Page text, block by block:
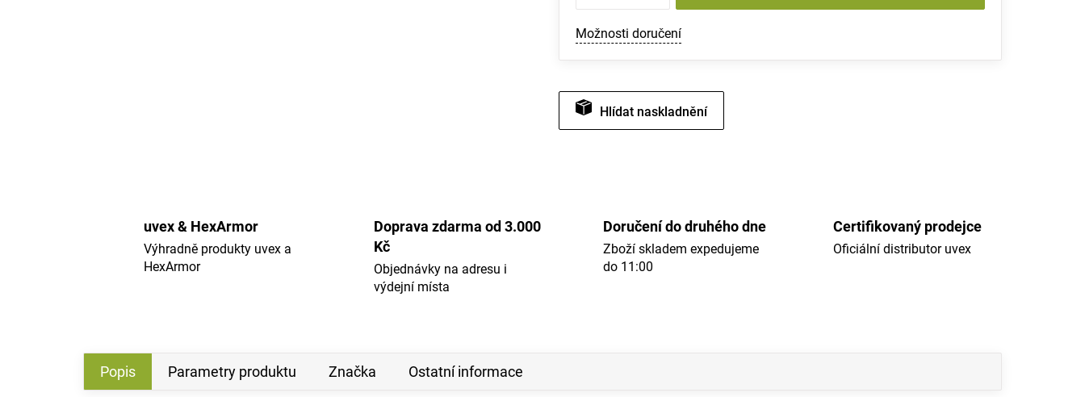
Možnosti doručení
Hlídat
uvex & HexArmor
Výhradně produkty uvex a
HexArmor
Doprava zdarma od 3.000
Kč
Objednávky na adresu i
výdejní místa
Doručení do druhého dne
Zboží skladem expedujeme
do 11:00
Certifikovaný prodejce
Oficiální distributor uvex
Popis Parametry produktu Značka Ostatní informace